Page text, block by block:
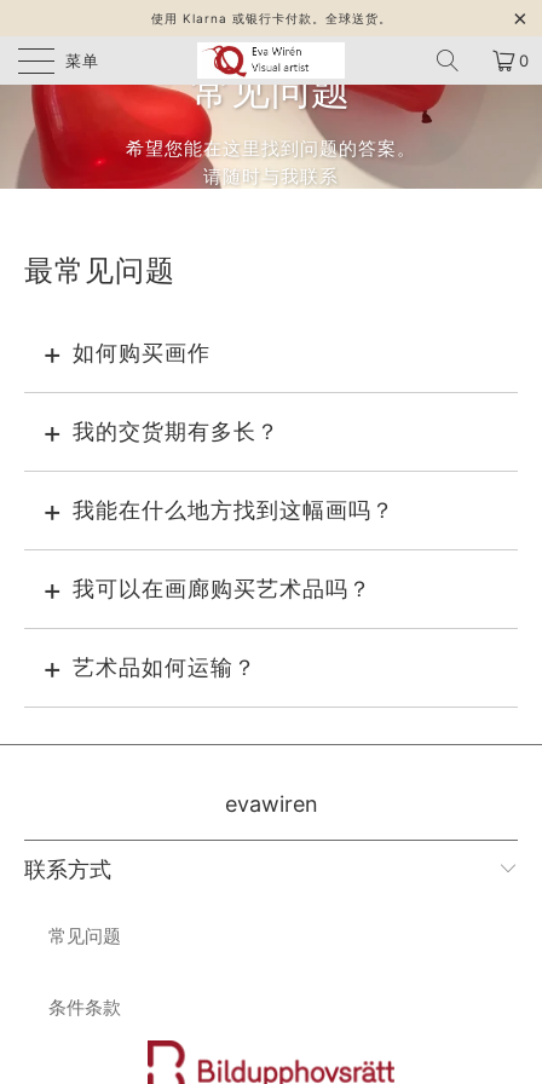
使用 Klarna 或银行卡付款。全球送货。
菜单 0
常见问题
希望您能在这里找到问题的答案。
请随时与我联系
最常见问题
如何购买画作
我的交货期有多长？
我能在什么地方找到这幅画吗？
我可以在画廊购买艺术品吗？
艺术品如何运输？
evawiren
联系方式
常见问题
条件条款